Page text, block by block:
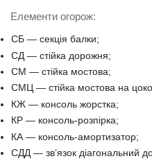
Елементи огорож:
СБ — секція балки;
СД — стійка дорожня;
СМ — стійка мостова;
СМЦ — стійка мостова на
КЖ — консоль жорстка;
КР — консоль-розпірка;
КА — консоль-амортизатор;
СДД — зв’язок діагональний